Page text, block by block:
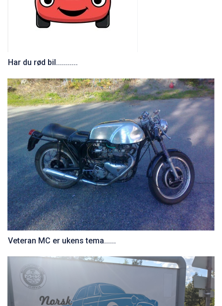
Har du rød bil...........
Veteran MC er ukens tema......